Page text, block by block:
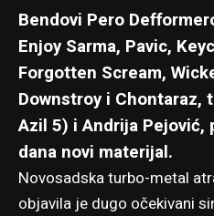
Bendovi Pero
Enjoy Sarma, Pavic,
Forgotten Scream,
Downstroy i Chontaraz,
Azil 5) i Andrija Pejović,
dana novi materijal.
Novosadska turbo-metal
objavila je dugo očekivani